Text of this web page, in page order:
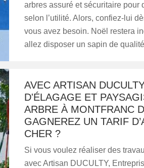
arbres assuré et sécuritaire pour
selon l’utilité. Alors, confiez-lui
vous avez besoin. Noël restera
allez disposer un sapin de
AVEC ARTISAN
D'ÉLAGAGE ET
ARBRE À MONTFRANC
GAGNEREZ UN TARIF
CHER ?
Si vous voulez réaliser des
avec Artisan DUCULTY,